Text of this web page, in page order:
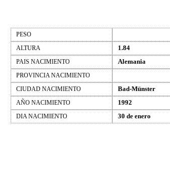
PESO
ALTURA
1.84
PAIS NACIMIENTO Alemania
PROVINCIA NACIMIENTO
CIUDAD NACIMIENTO
Bad-Münster
AÑO NACIMIENTO 1992
DIA NACIMIENTO 30 de enero